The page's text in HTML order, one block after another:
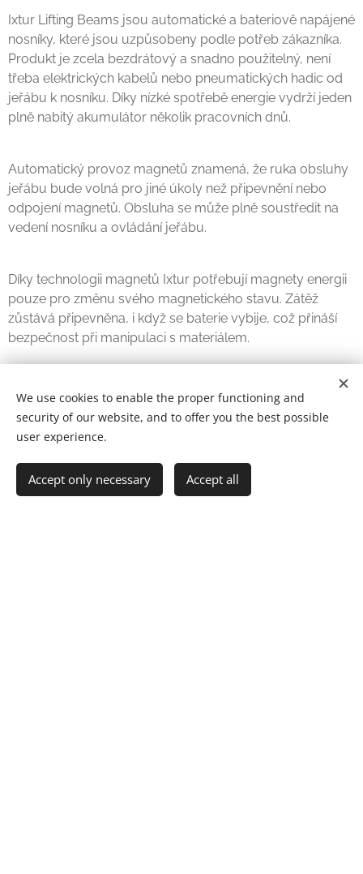
Ixtur Lifting Beams jsou automatické a bateriově napájené
nosníky, které jsou uzpůsobeny podle potřeb zákazníka.
Produkt je zcela bezdrátový a snadno použitelný, není
třeba elektrických kabelů nebo pneumatických hadic od
jeřábu k nosníku. Díky nízké spotřebě energie vydrží jeden
plně nabitý akumulátor několik pracovních dnů.
Automatický provoz magnetů znamená, že ruka obsluhy
jeřábu bude volná pro jiné úkoly než připevnění nebo
odpojení magnetů. Obsluha se může plně soustředit na
vedení nosníku a ovládání jeřábu.
Díky technologii magnetů Ixtur potřebují magnety energii
pouze pro změnu svého magnetického stavu. Zátěž
zůstává připevněna, i když se baterie vybije, což přináší
bezpečnost při manipulaci s materiálem.
Hlavní vlastnosti zvedacích nosníků Ixtur:
Automatický provoz zapnutí / vypnutí magnetu
Bezdrátové ovládání
Provoz na baterie
Rychle vyměnitelná baterie
We use cookies to enable the proper functioning and
security of our website, and to offer you the best possible
user experience.
Accept only necessary Accept all